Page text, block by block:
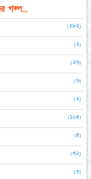
গল্প...
(২৮২)
(২)
(২৬)
(৬)
(২)
(১০৪)
(৪)
(৩২)
(৩)